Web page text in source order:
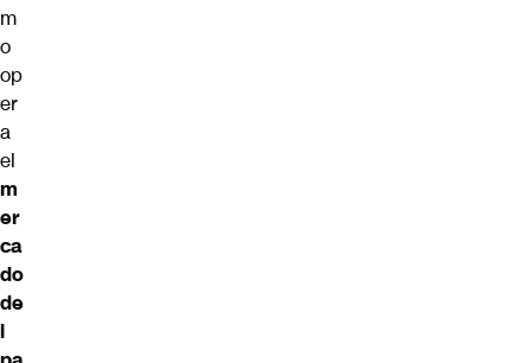
m
o
op
er
a
el
m
er
ca
do
de
l